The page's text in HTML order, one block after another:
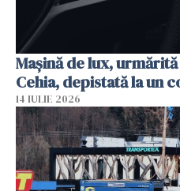
Mașină de lux,
Cehia, depistată la un
14 IULIE 2026